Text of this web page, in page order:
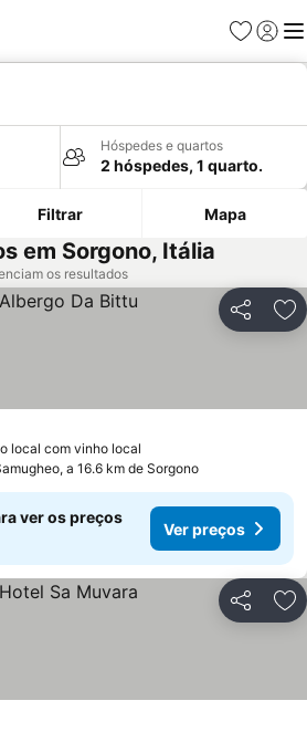
Favoritos
Iniciar
Hóspedes e quartos
2 hóspedes, 1 quarto.
Filtrar Mapa
em Sorgono, Itália
os resultados
Partilhar
local com vinho local
a 16.6 km de Sorgono
ver os preços
Ver preços
Partilhar